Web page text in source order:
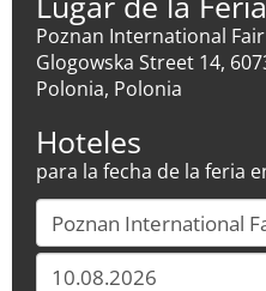
Poznan International
Glogowska Street 14,
Polonia, Polonia
Hoteles
para la fecha de la feria